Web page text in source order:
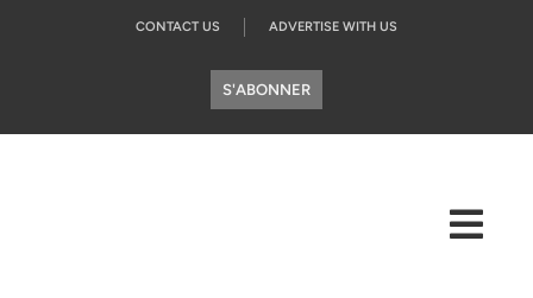
CONTACT US ADVERTISE WITH US
S'ABONNER